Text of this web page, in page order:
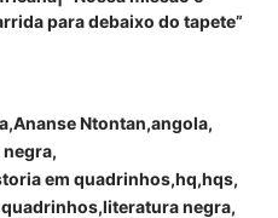
para debaixo do tapete”
Ananse Ntontan angola
em quadrinhos hq hqs
literatura negra